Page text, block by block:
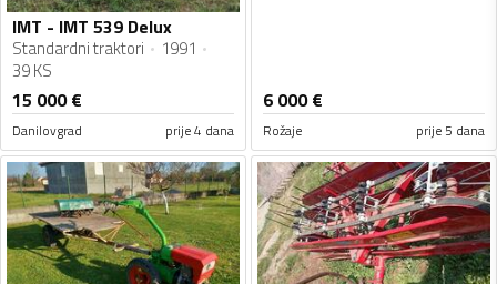
IMT - IMT 539 Delux
Standardni traktori
1991
39 KS
15 000€
Danilovgrad prije 4 dana
6 000€
Rožaje prije 5 dana